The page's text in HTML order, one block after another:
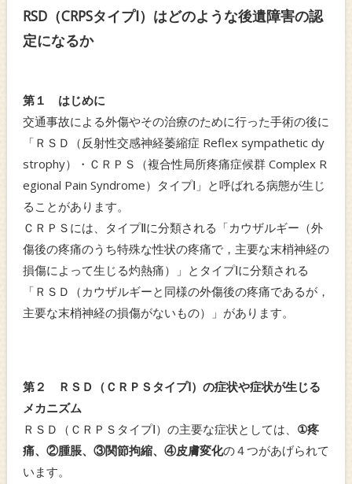
RSD（CRPSタイプⅠ）はどのような後遺障害の認
定になるか
第１ はじめに
交通事故による外傷やその治療のために行った手術の後に
「ＲＳＤ（反射性交感神経萎縮症 Reflex sympathetic dy
strophy）・ＣＲＰＳ（複合性局所疼痛症候群 Complex R
egional Pain Syndrome）タイプⅠ」と呼ばれる病態が生じ
ることがあります。
ＣＲＰＳには、タイプⅡに分類される「カウザルギー（外
傷後の疼痛のうち特殊な性状の疼痛で，主要な末梢神経の
損傷によって生じる灼熱痛）」とタイプⅠに分類される
「ＲＳＤ（カウザルギーと同様の外傷後の疼痛であるが，
主要な末梢神経の損傷がないもの）」があります。
第２ ＲＳＤ（ＣＲＰＳタイプⅠ）の症状や症状が生じる
メカニズム
ＲＳＤ（ＣＲＰＳタイプⅠ）の主要な症状としては、 ①疼
痛、②腫脹、③関節拘縮、④皮膚変化の４つがあげられて
います。